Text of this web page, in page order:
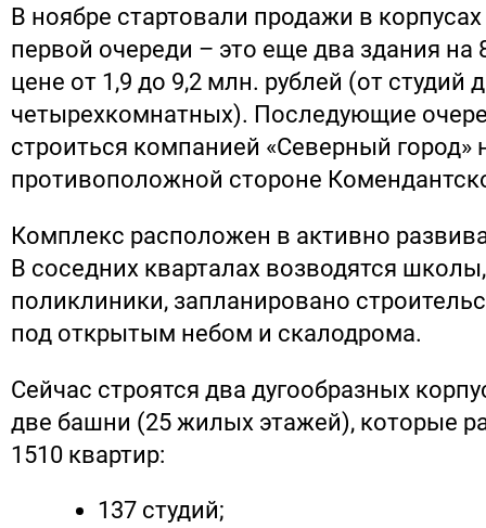
В ноябре стартовали продажи в
первой очереди – это еще два здания на
цене от 1,9 до 9,2 млн. рублей (от студий
четырехкомнатных). Последующие
строиться компанией «Северный город»
противоположной стороне
Комплекс расположен в активно
В соседних кварталах возводятся
поликлиники, запланировано
под открытым небом и скалодрома.
Сейчас строятся два дугообразных
две башни (25 жилых этажей), которые
1510 квартир:
137 студий;